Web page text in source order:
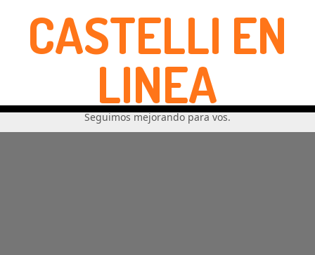
CASTELLI EN
LINEA
Seguimos mejorando para vos.